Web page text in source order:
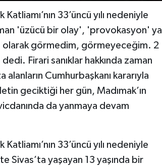
33’üncü yılı nedeniyle
'üzücü bir olay', 'provokasyon' ya
olarak görmedim, görmeyeceğim. 2
Firari sanıklar hakkında zaman
alanların Cumhurbaşkanı kararıyla
geciktiği her gün, Madımak’ın
da yanmaya devam
33’üncü yılı nedeniyle
Sivas’ta yaşayan 13 yaşında bir